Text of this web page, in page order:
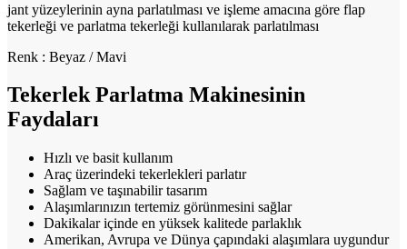
jant yüzeylerinin ayna parlatılması ve işleme amacına göre flap
tekerleği ve parlatma tekerleği kullanılarak parlatılması
Renk : Beyaz / Mavi
Tekerlek Parlatma Makinesinin
Faydaları
Hızlı ve basit kullanım
Araç üzerindeki tekerlekleri parlatır
Sağlam ve taşınabilir tasarım
Alaşımlarınızın tertemiz görünmesini sağlar
Dakikalar içinde en yüksek kalitede parlaklık
Amerikan, Avrupa ve Dünya çapındaki alaşımlara uygundur